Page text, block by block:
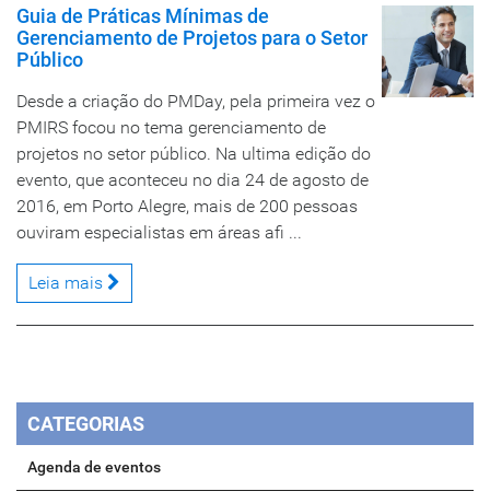
Guia de Práticas Mínimas de
Gerenciamento de Projetos para o Setor
Público
Desde a criação do PMDay, pela primeira vez o
PMIRS focou no tema gerenciamento de
projetos no setor público. Na ultima edição do
evento, que aconteceu no dia 24 de agosto de
2016, em Porto Alegre, mais de 200 pessoas
ouviram especialistas em áreas afi ...
Leia mais
CATEGORIAS
Agenda de eventos